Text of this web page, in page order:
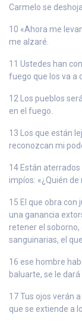
Carmelo se
10 «Ahora me
me alzaré.
11 Ustedes han
fuego que los va a
12 Los pueblos
en el fuego.
13 Los que están
reconozcan mi
14 Están
impíos: «¿Quién
15 El que obra con
una ganancia
retener el soborno,
sanguinarias, el
16 ese hombre
baluarte, se le
17 Tus ojos verán
que se extiende a